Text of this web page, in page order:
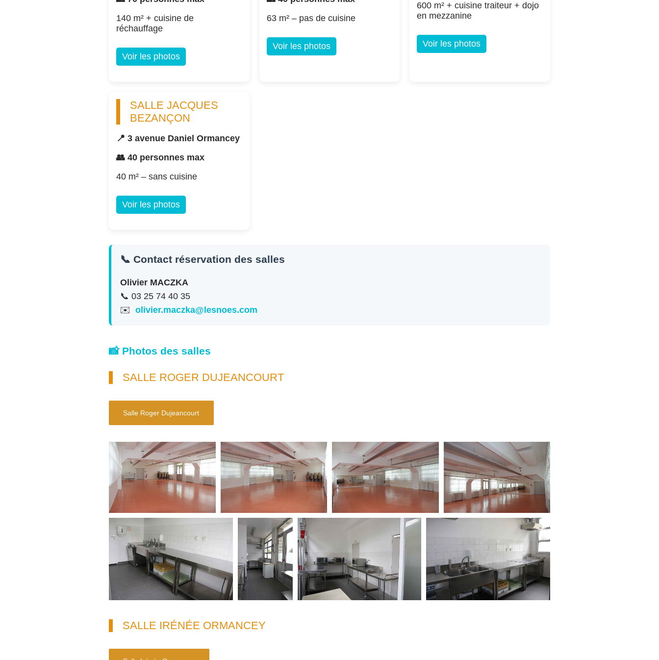
140 m² + cuisine de
réchauffage
Voir les photos
63 m² – pas de cuisine
Voir les photos
600 m² + cuisine traiteur + dojo
en mezzanine
Voir les photos
SALLE JACQUES
BEZANÇON
📍 3 avenue Daniel Ormancey
👥 40 personnes max
40 m² – sans cuisine
Voir les photos
📞 Contact réservation des salles
Olivier MACZKA
📞 03 25 74 40 35
✉️ olivier.maczka@lesnoes.com
📸 Photos des salles
SALLE ROGER DUJEANCOURT
Salle Roger Dujeancourt
SALLE IRÉNÉE ORMANCEY